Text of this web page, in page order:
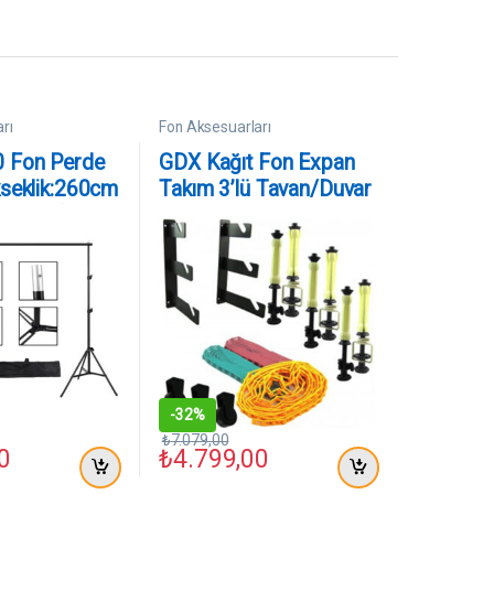
Fon Perde
Fon Aksesuarları
GDX Kağıt Fon Expan
Takım 3’lü Tavan/Duvar
Askı Dahil
-32%
₺4.799,00
₺7.079,00